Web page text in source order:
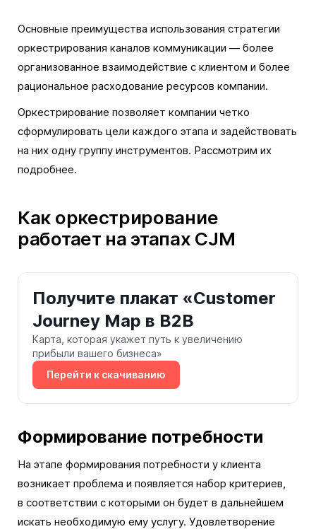
Основные преимущества использования стратегии
оркестрирования каналов коммуникации — более
организованное взаимодействие с клиентом и более
рациональное расходование ресурсов компании.
Оркестрирование позволяет компании четко
сформулировать цели каждого этапа и задействовать
на них одну группу инструментов. Рассмотрим их
подробнее.
Как оркестрирование
работает на этапах CJM
Получите плакат «Customer
Journey Map в В2В
Карта, которая укажет путь к увеличению
прибыли вашего бизнеса»
Перейти к скачиванию
Формирование потребности
На этапе формирования потребности у клиента
возникает проблема и появляется набор критериев,
в соответствии с которыми он будет в дальнейшем
искать необходимую ему услугу. Удовлетворение